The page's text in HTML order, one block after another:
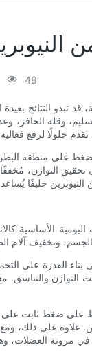
48
النتائج بعيدة
الحافز، وعدم
على منطقة
تحقيق التوازن،
الأساسية
على بناء القدرة
التوازن
على ضغط ثابت
علاوة على ذلك،